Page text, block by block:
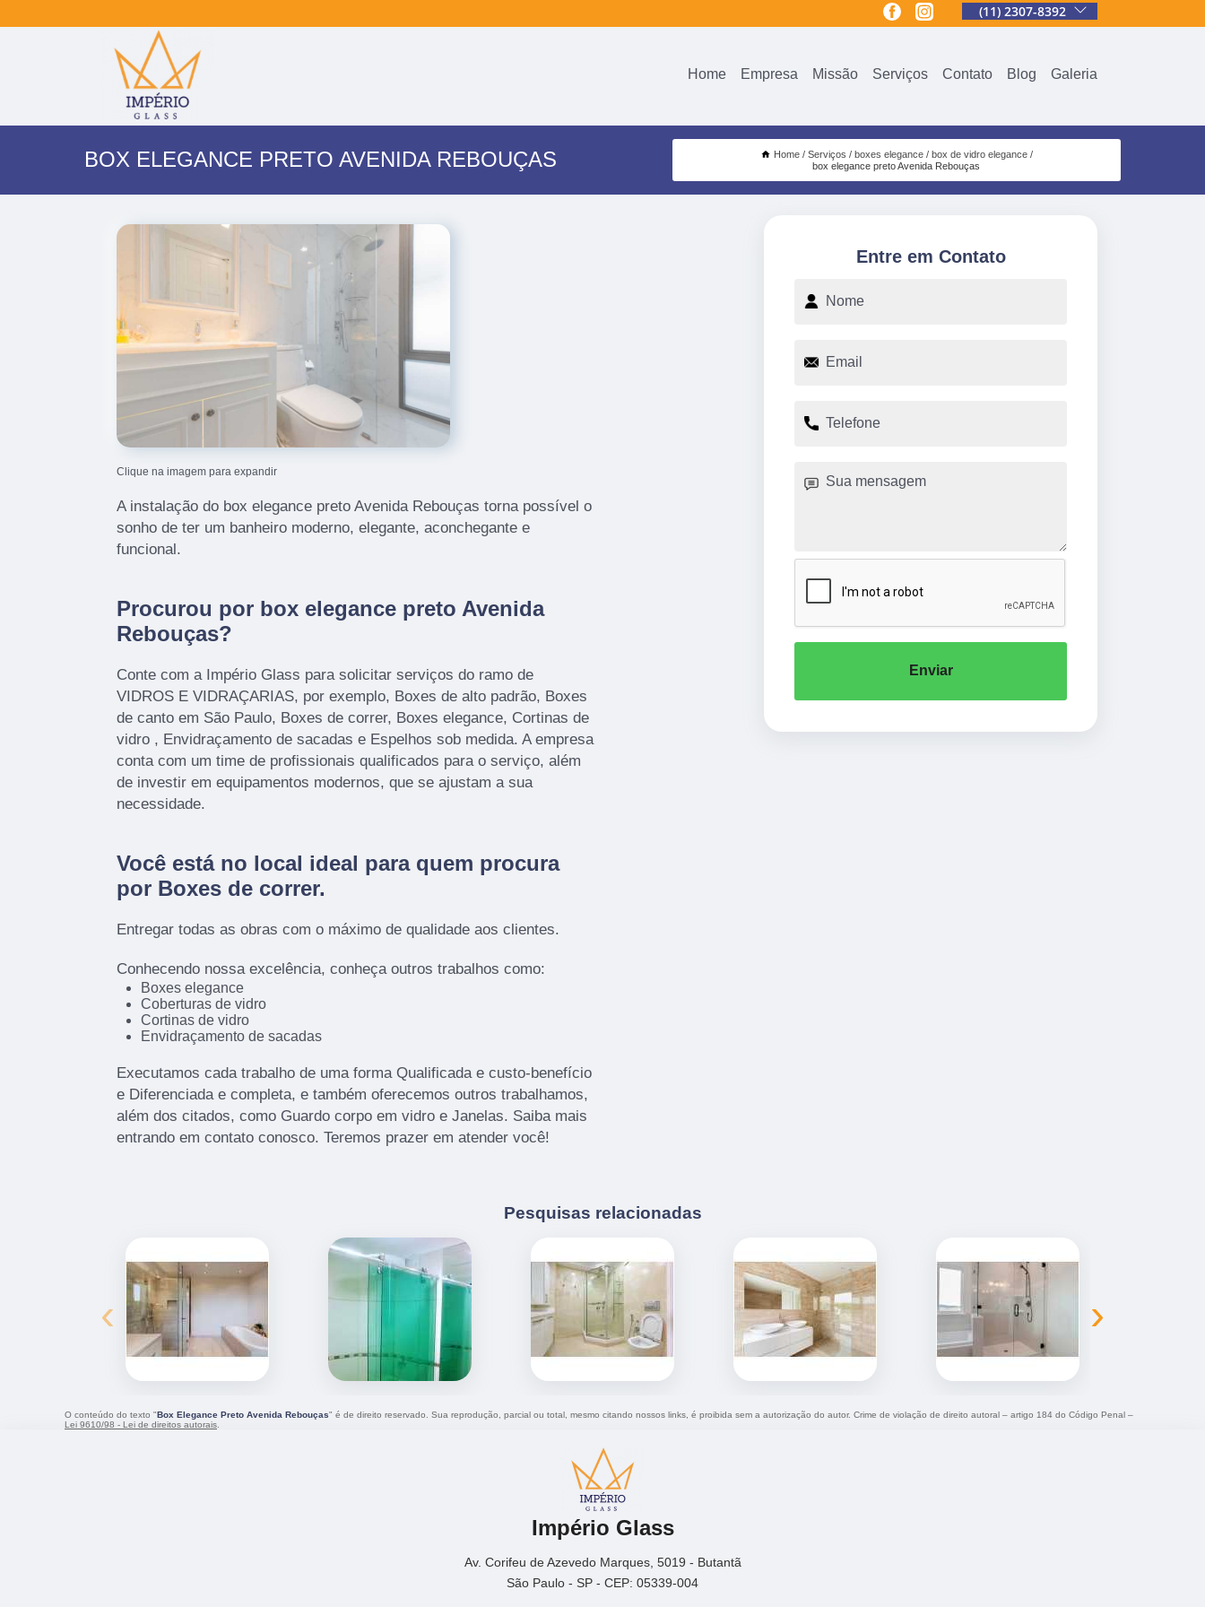
(11) 2307-8392
Home Empresa Missão Serviços Contato Blog Galeria
BOX ELEGANCE PRETO AVENIDA REBOUÇAS Home Serviços boxes elegance
box de vidro elegance
box elegance preto Avenida Rebouças
Clique na imagem para expandir
A instalação do box elegance preto Avenida Rebouças torna possível o
sonho de ter um banheiro moderno, elegante, aconchegante e
funcional.
Procurou por box elegance preto Avenida
Rebouças?
Conte com a Império Glass para solicitar serviços do ramo de
VIDROS E VIDRAÇARIAS, por exemplo, Boxes de alto padrão, Boxes
de canto em São Paulo, Boxes de correr, Boxes elegance, Cortinas de
vidro , Envidraçamento de sacadas e Espelhos sob medida. A empresa
conta com um time de profissionais qualificados para o serviço, além
de investir em equipamentos modernos, que se ajustam a sua
necessidade.
Você está no local ideal para quem procura
por Boxes de correr.
Entregar todas as obras com o máximo de qualidade aos clientes.
Conhecendo nossa excelência, conheça outros trabalhos como:
Boxes elegance
Coberturas de vidro
Cortinas de vidro
Envidraçamento de sacadas
Executamos cada trabalho de uma forma Qualificada e custo-benefício
e Diferenciada e completa, e também oferecemos outros trabalhamos,
além dos citados, como Guardo corpo em vidro e Janelas. Saiba mais
entrando em contato conosco. Teremos prazer em atender você!
Entre em Contato
Enviar
Pesquisas relacionadas
‹ ›
O conteúdo do texto "Box Elegance Preto Avenida Rebouças" é de direito reservado. Sua reprodução, parcial ou total, mesmo citando nossos links, é proibida sem a autorização do autor. Crime de violação de direito autoral – artigo 184 do Código Penal –
Lei 9610/98 - Lei de direitos autorais
Império Glass
Av. Corifeu de Azevedo Marques, 5019 - Butantã
São Paulo - SP - CEP: 05339-004